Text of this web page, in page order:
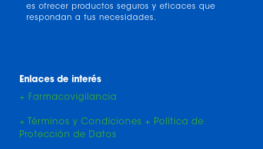
es ofrecer productos seguros y eficaces que
respondan a tus necesidades.
Enlaces de interés
+ Farmacovigilancia
+ Términos y Condiciones + Política de
Protección de Datos